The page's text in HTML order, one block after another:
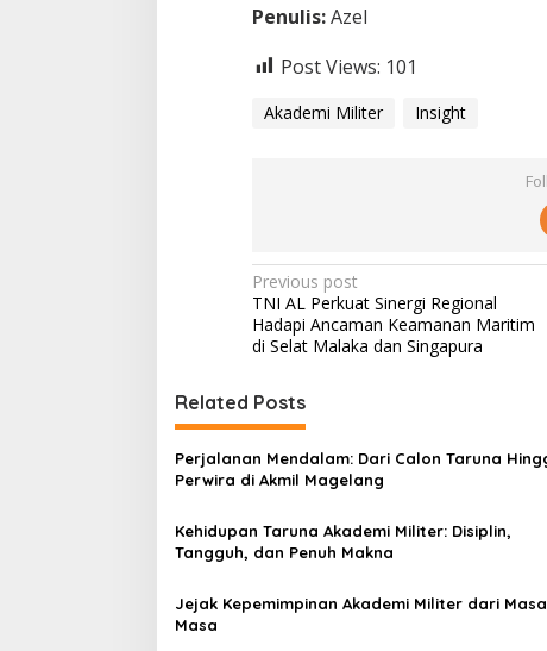
Penulis:Azel
Post Views: 101
Akademi Militer Insight
P
o
s
t
n
a
v
i
g
t
Previous post
TNI AL Perkuat Sinergi Regional
Hadapi Ancaman Keamanan Maritim
di Selat Malaka dan Singapura
Related Posts
Perjalanan Mendalam: Dari Calon Taruna
Perwira di Akmil Magelang
Kehidupan Taruna Akademi Militer: Disiplin,
Tangguh, dan Penuh Makna
Jejak Kepemimpinan Akademi Militer dari
Masa